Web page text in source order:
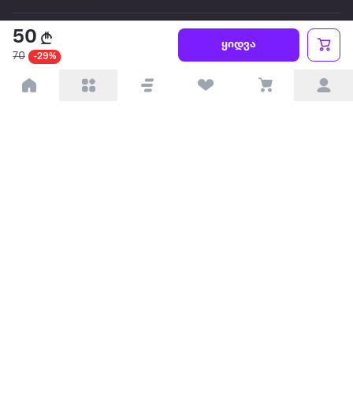
50
70 -29%
ყიდვა
წესები და პირობები